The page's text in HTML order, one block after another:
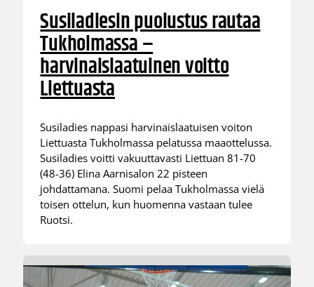
Susiladiesin puolustus rautaa
Tukholmassa –
harvinaislaatuinen voitto
Liettuasta
Susiladies nappasi harvinaislaatuisen voiton
Liettuasta Tukholmassa pelatussa maaottelussa.
Susiladies voitti vakuuttavasti Liettuan 81-70
(48-36) Elina Aarnisalon 22 pisteen
johdattamana. Suomi pelaa Tukholmassa vielä
toisen ottelun, kun huomenna vastaan tulee
Ruotsi.